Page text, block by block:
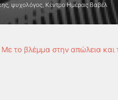
ψυχολόγος, Κέντρο Ημέρας Βαβέλ
το βλέμμα στην απώλεια και